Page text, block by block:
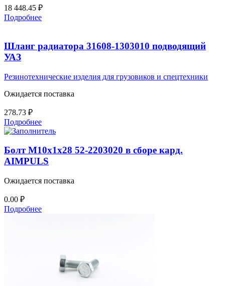
18 448.45 ₽
Подробнее
Шланг радиатора 31608-1303010 подводящий
УАЗ
Резинотехнические изделия для грузовиков и спецтехники
Ожидается поставка
278.73 ₽
Подробнее
Болт М10х1х28 52-2203020 в сборе кард.
AIMPULS
Ожидается поставка
0.00 ₽
Подробнее